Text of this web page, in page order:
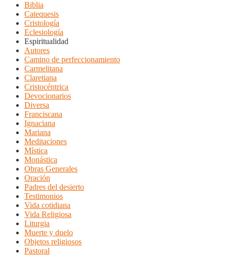
Biblia
Catequesis
Cristología
Eclesiología
Espiritualidad
Autores
Camino de perfeccionamiento
Carmelitana
Claretiana
Cristocéntrica
Devocionarios
Diversa
Franciscana
Ignaciana
Mariana
Meditaciones
Mística
Monástica
Obras Generales
Oración
Padres del desierto
Testimonios
Vida cotidiana
Vida Religiosa
Liturgia
Muerte y duelo
Objetos religiosos
Pastoral